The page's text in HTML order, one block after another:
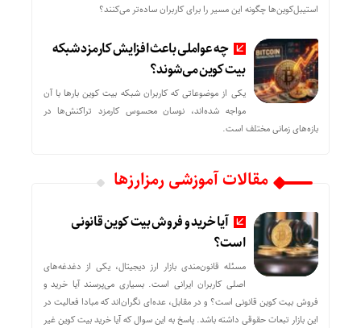
استیبل‌کوین‌ها چگونه این مسیر را برای کاربران ساده‌تر می‌کنند؟
چه عواملی باعث افزایش کارمزد شبکه
بیت کوین می‌شوند؟
یکی از موضوعاتی که کاربران شبکه بیت کوین بارها با آن
مواجه شده‌اند، نوسان محسوس کارمزد تراکنش‌ها در
بازه‌های زمانی مختلف است.
مقالات آموزشی رمزارزها
آیا خرید و فروش بیت کوین قانونی
است؟
مسئله قانون‌مندی بازار ارز دیجیتال، یکی از دغدغه‌های
اصلی کاربران ایرانی است. بسیاری می‌پرسند آیا خرید و
فروش بیت کوین قانونی است؟ و در مقابل، عده‌ای نگران‌اند که مبادا فعالیت در
این بازار تبعات حقوقی داشته باشد. پاسخ به این سوال که آیا خرید بیت کوین غیر